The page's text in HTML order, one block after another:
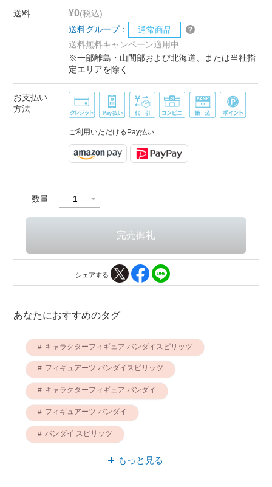
送料 ¥0(税込)
送料グループ：
通常商品
送料無料キャンペーン適用中
※一部離島・山間部および北海道、または当社指
定エリアを除く
お支払い
方法
ご利用いただけるPay払い
数量
シェアする
あなたにおすすめのタグ
キャラクターフィギュア バンダイスピリッツ
フィギュアーツ バンダイスピリッツ
キャラクターフィギュア バンダイ
フィギュアーツ バンダイ
バンダイ スピリッツ
キャラクターフィギュア スピリッツ
もっと見る